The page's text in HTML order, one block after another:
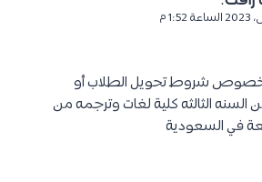
شروط تحويل الطلاب أو
السنه الثالثه كلية لغات وترجمه من
في السعودية